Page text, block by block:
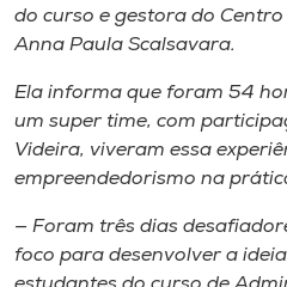
do curso e gestora do
Anna Paula Scalsavara.
Ela informa que foram 54
um super time, com
Videira, viveram essa
empreendedorismo na
— Foram três dias
foco para desenvolver a